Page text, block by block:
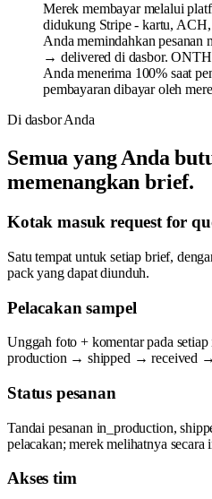
Merek membayar melalui
didukung Stripe - kartu,
Anda memindahkan
→ delivered di dasbor.
Anda menerima 100% saat
pembayaran dibayar oleh
Di dasbor Anda
Semua yang Anda
memenangkan brief.
Kotak masuk request for
Satu tempat untuk setiap brief,
pack yang dapat diunduh.
Pelacakan sampel
Unggah foto + komentar pada
production → shipped → received
Status pesanan
Tandai pesanan in_production,
pelacakan; merek melihatnya secara
Akses tim